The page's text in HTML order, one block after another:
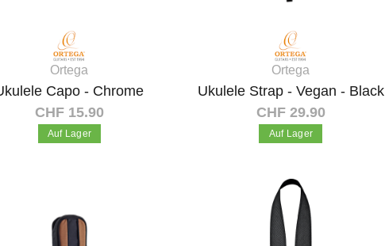
Ortega
Capo - Chrome
CHF 15.90
Auf Lager
Ortega
Ukulele Strap - Vegan - Black
CHF 29.90
Auf Lager
In den Warenkorb